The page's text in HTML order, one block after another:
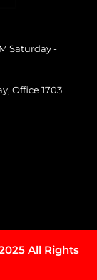
Saturday -
Office 1703
All Rights